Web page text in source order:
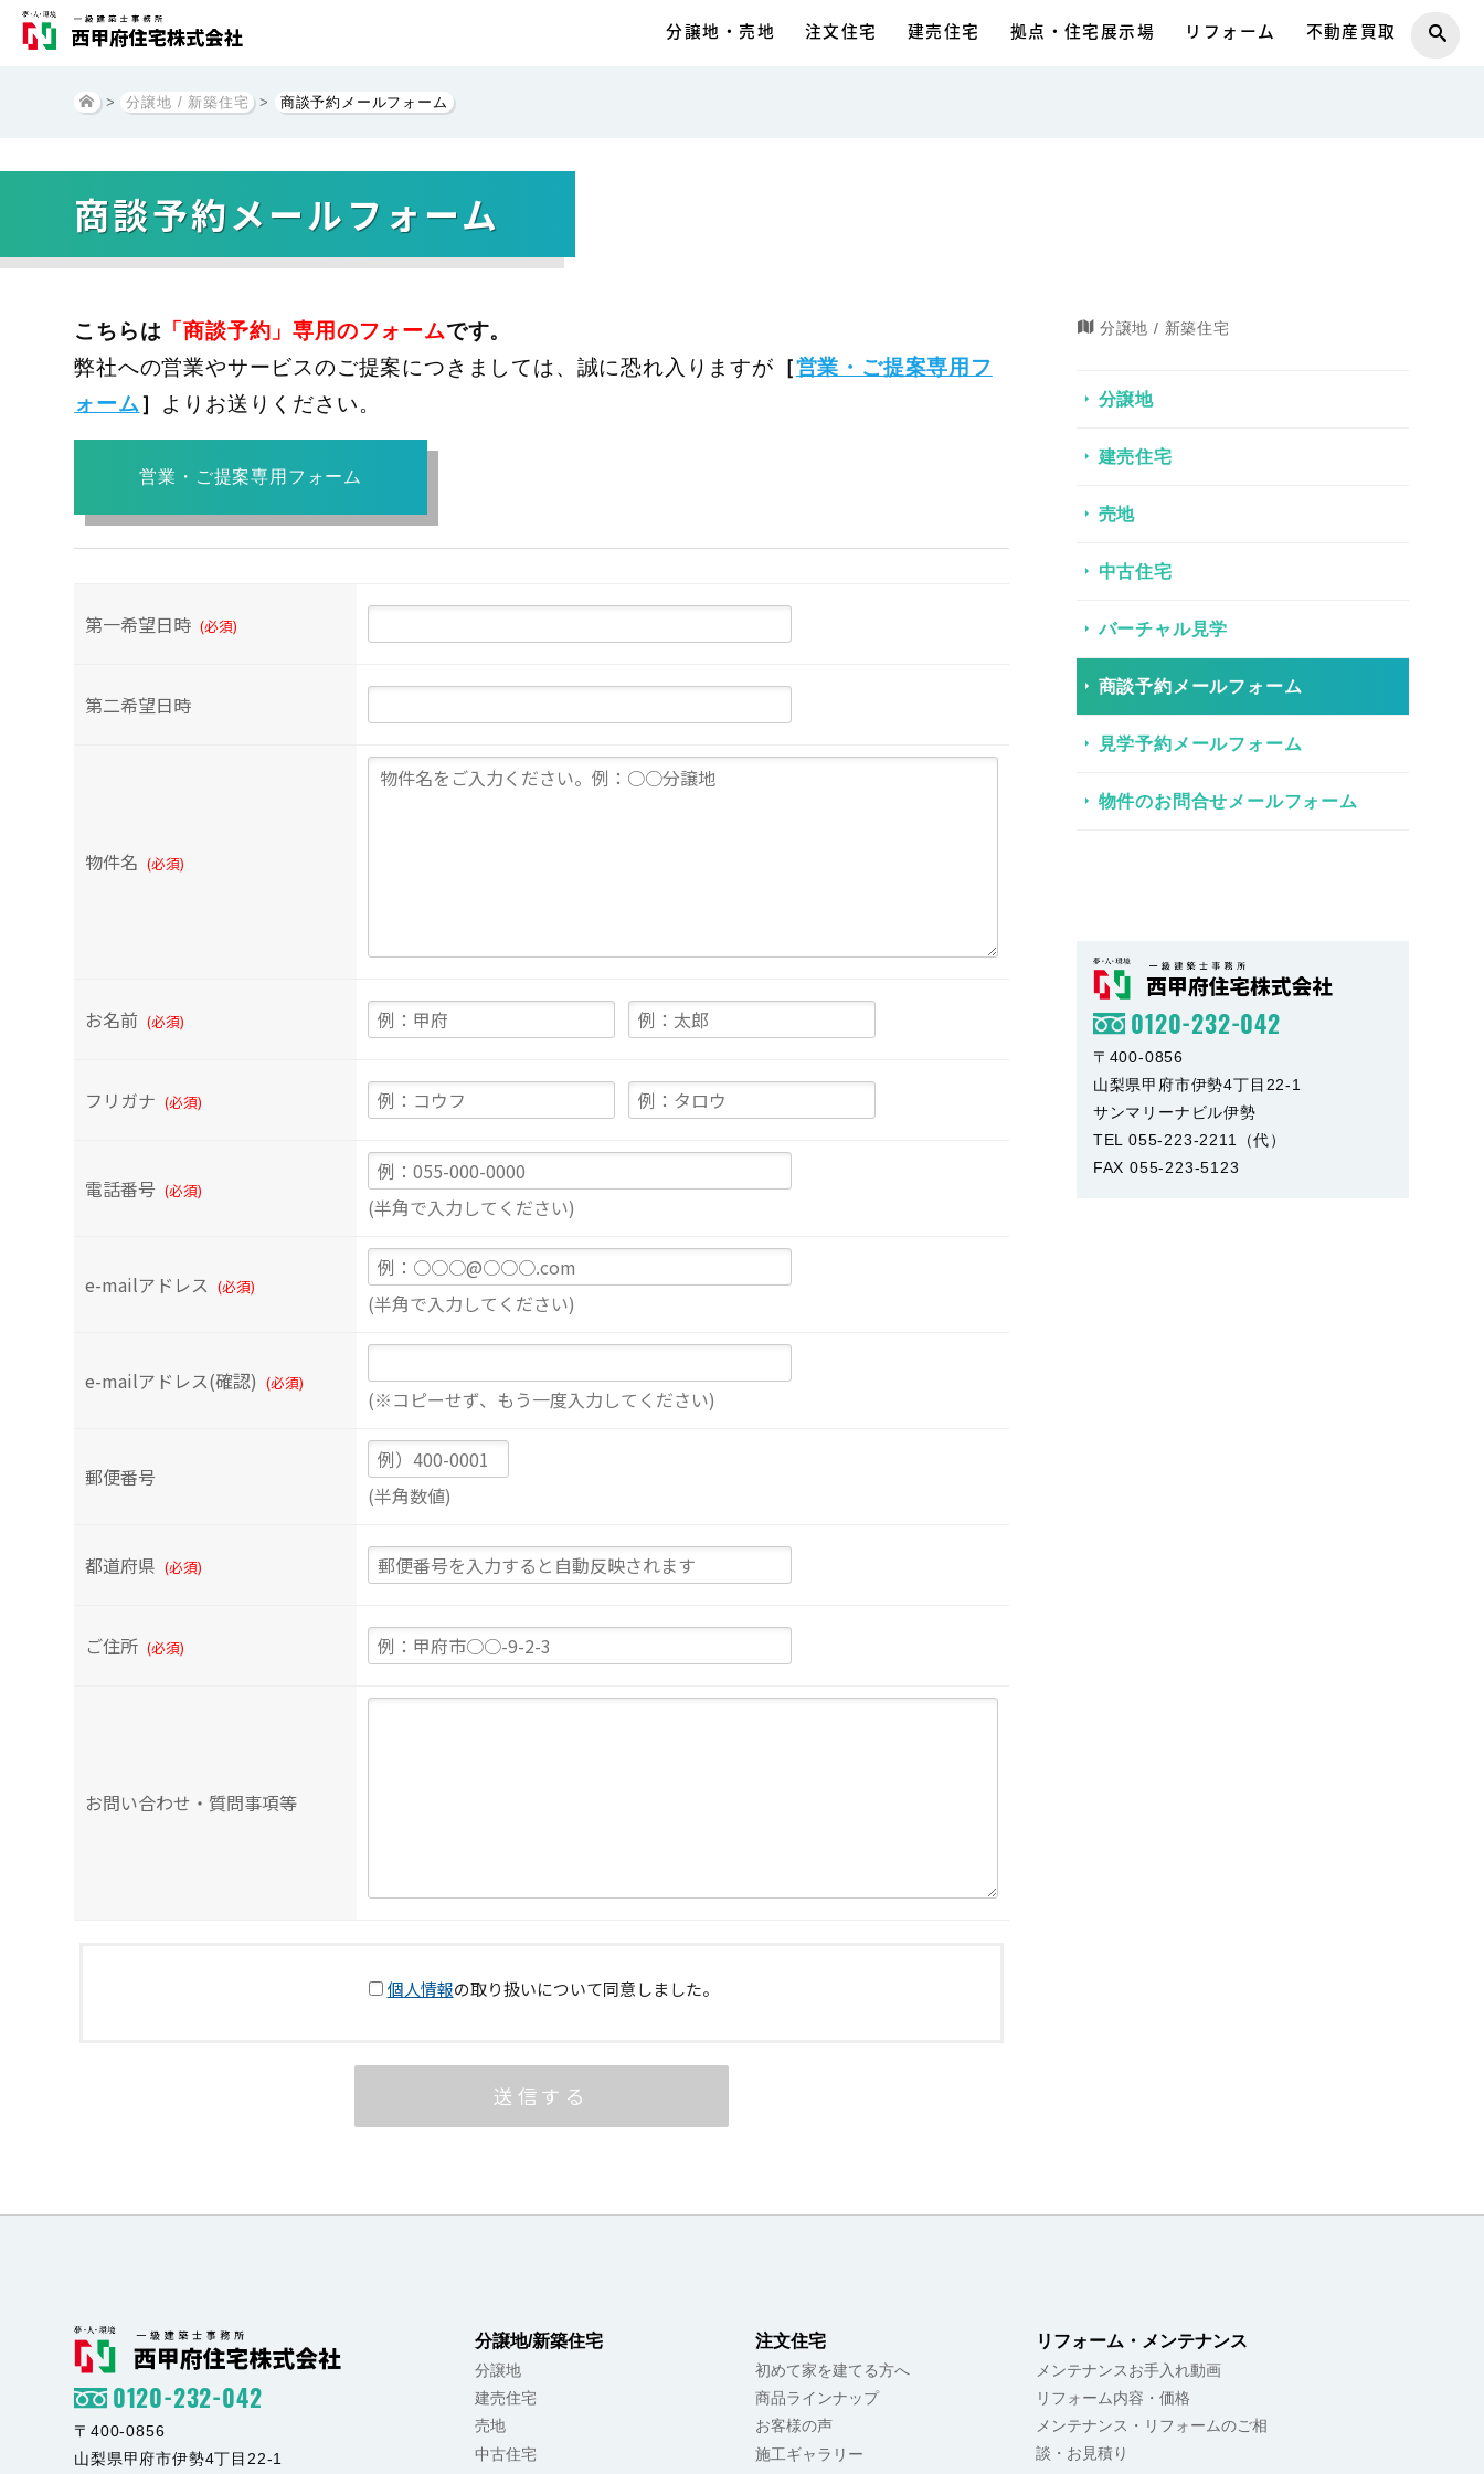
分譲地・売地 注文住宅 建売住宅 拠点・住宅展示場 リフォーム 不動産買取
> 分譲地 / 新築住宅 > 商談予約メールフォーム
商談予約メールフォーム
こちらは 「商談予約」専用のフォームです。
弊社への営業やサービスのご提案につきましては、誠に恐れ入りますが ［営業・ご提案専用フ
ォーム］ よりお送りください。
営業・ご提案専用フォーム
分譲地 / 新築住宅
分譲地
建売住宅
売地
中古住宅
バーチャル見学
商談予約メールフォーム
見学予約メールフォーム
物件のお問合せメールフォーム
0120-232-042
〒400-0856
山梨県甲府市伊勢4丁目22-1
サンマリーナビル伊勢
TEL 055-223-2211（代）
FAX 055-223-5123
分譲地/新築住宅
分譲地
建売住宅
売地
中古住宅
注文住宅
初めて家を建てる方へ
商品ラインナップ
お客様の声
施工ギャラリー
リフォーム・メンテナンス
メンテナンスお手入れ動画
リフォーム内容・価格
メンテナンス・リフォームのご相
談・お見積り
0120-232-042
〒400-0856
山梨県甲府市伊勢4丁目22-1